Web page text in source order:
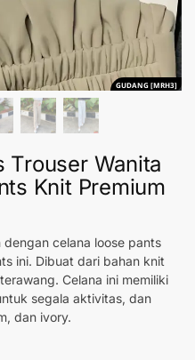
GUDANG [MRH3]
Trouser Wanita
Knit Premium
celana loose pants
ini. Dibuat dari bahan knit
Celana ini memiliki
segala aktivitas, dan
dan ivory.